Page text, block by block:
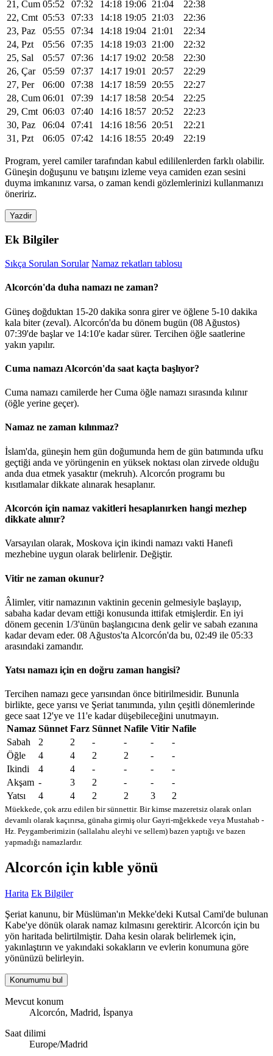
21, Cum 05:52 07:32 14:18 19:06 21:04
22:38
22, Cmt 05:53 07:33 14:18 19:05 21:03
22:36
23, Paz
05:55 07:34 14:18 19:04 21:01
22:34
24, Pzt
05:56 07:35 14:18 19:03 21:00
22:32
25, Sal
05:57 07:36 14:17 19:02 20:58
22:30
26, Çar
05:59 07:37 14:17 19:01 20:57
22:29
27, Per
06:00 07:38 14:17 18:59 20:55
22:27
28, Cum 06:01 07:39 14:17 18:58 20:54
22:25
29, Cmt 06:03 07:40 14:16 18:57 20:52
22:23
30, Paz
06:04 07:41 14:16 18:56 20:51
22:21
31, Pzt
06:05 07:42 14:16 18:55 20:49 22:19
Program, yerel camiler tarafından kabul edililenlerden farklı olabilir.
Güneşin doğuşunu ve batışını izleme veya camiden ezan sesini
duyma imkanınız varsa, o zaman kendi gözlemlerinizi kullanmanızı
öneririz.
Yazdir
Ek Bilgiler
Sıkça Sorulan Sorular Namaz rekatları tablosu
Alcorcón'da duha namazı ne zaman?
Güneş doğduktan 15-20 dakika sonra girer ve öğlene 5-10 dakika
kala biter (zeval). Alcorcón'da bu dönem bugün (08 Ağustos)
07:39'de başlar ve 14:10'e kadar sürer. Tercihen öğle saatlerine
yakın yapılır.
Cuma namazı Alcorcón'da saat kaçta başlıyor?
Cuma namazı camilerde her Cuma öğle namazı sırasında kılınır
(öğle yerine geçer).
Namaz ne zaman kılınmaz?
İslam'da, güneşin hem gün doğumunda hem de gün batımında ufku
geçtiği anda ve yörüngenin en yüksek noktası olan zirvede olduğu
anda dua etmek yasaktır (mekruh). Alcorcón programı bu
kısıtlamalar dikkate alınarak hesaplanır.
Alcorcón için namaz vakitleri hesaplanırken hangi mezhep
dikkate alınır?
Varsayılan olarak, Moskova için ikindi namazı vakti Hanefi
mezhebine uygun olarak belirlenir. Değiştir.
Vitir ne zaman okunur?
Âlimler, vitir namazının vaktinin gecenin gelmesiyle başlayıp,
sabaha kadar devam ettiği konusunda ittifak etmişlerdir. En iyi
dönem gecenin 1/3'ünün başlangıcına denk gelir ve sabah ezanına
kadar devam eder. 08 Ağustos'ta Alcorcón'da bu, 02:49 ile 05:33
arasındaki zamandır.
Yatsı namazı için en doğru zaman hangisi?
Tercihen namazı gece yarısından önce bitirilmesidir. Bununla
birlikte, gece yarısı ve Şeriat tanımında, yılın çeşitli dönemlerinde
gece saat 12'ye ve 11'e kadar düşebileceğini unutmayın.
Namaz Sünnet Farz Sünnet Nafile Vitir Nafile
Sabah
2 2 - - -
-
Öğle
4 4 2 2 -
-
Ikindi
4 4 - - -
-
Akşam - 3 2 - -
-
Yatsı
4 4 2 2 3 2
Müekkede, çok arzu edilen bir sünnettir. Bir kimse mazeretsiz olarak onları
devamlı olarak kaçırırsa, günaha girmiş olur Gayri-mğekkede veya Mustahab -
Hz. Peygamberimizin (sallalahu aleyhi ve sellem) bazen yaptığı ve bazen
yapmadığı namazlardır.
Alcorcón için kıble yönü
Harita Ek Bilgiler
Şeriat kanunu, bir Müslüman'ın Mekke'deki Kutsal Cami'de bulunan
Kabe'ye dönük olarak namaz kılmasını gerektirir. Alcorcón için bu
yön haritada belirtilmiştir. Daha kesin olarak belirlemek için,
yakınlaştırın ve yakındaki sokakların ve evlerin konumuna göre
yönünüzü belirleyin.
Konumumu bul
Mevcut konum
Alcorcón, Madrid, İspanya
Saat dilimi
Europe/Madrid